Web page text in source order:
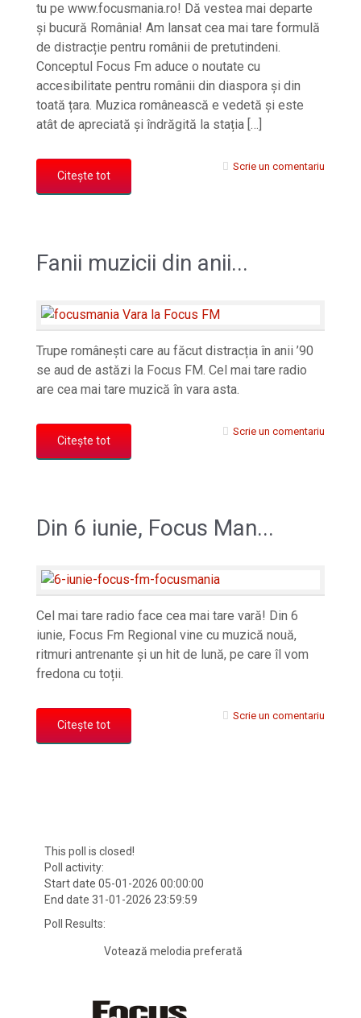
tu pe www.focusmania.ro! Dă vestea mai departe
și bucură România! Am lansat cea mai tare formulă
de distracție pentru românii de pretutindeni.
Conceptul Focus Fm aduce o noutate cu
accesibilitate pentru românii din diaspora și din
toată țara. Muzica românească e vedetă și este
atât de apreciată și îndrăgită la stația […]
Citește tot
Scrie un comentariu
Fanii muzicii din anii...
Trupe românești care au făcut distracția în anii ’90
se aud de astăzi la Focus FM. Cel mai tare radio
are cea mai tare muzică în vara asta.
Citește tot
Scrie un comentariu
Din 6 iunie, Focus Man...
Cel mai tare radio face cea mai tare vară! Din 6
iunie, Focus Fm Regional vine cu muzică nouă,
ritmuri antrenante și un hit de lună, pe care îl vom
fredona cu toții.
Citește tot
Scrie un comentariu
This poll is closed!
Poll activity:
Start date 05-01-2026 00:00:00
End date 31-01-2026 23:59:59
Poll Results:
Votează melodia preferată